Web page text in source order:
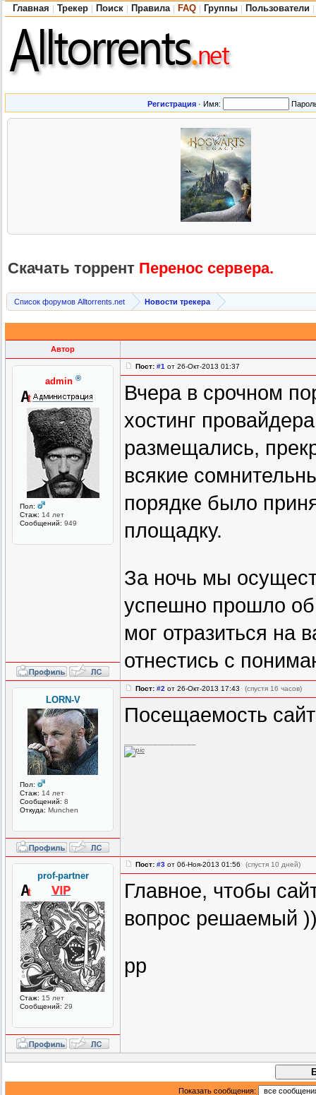
Главная Трекер Поиск Правила FAQ Группы Пользователи
Регистрация · Имя:
Скачать торрент Перенос сервера.
Список форумов Alltorrents.net Новости трекера
Автор
admin ®
Пол:
Стаж: 14 лет
Сообщений: 949
Пост: #1 от 26-Окт-2013 01:37
Вчера в срочном
хостинг
размещались,
всякие
порядке было
площадку.
За ночь мы
успешно прошло
мог отразиться на
отнестись с
LORN-V
Пол:
Стаж: 14 лет
Сообщений: 8
Откуда: Munchen
Пост: #2 от 26-Окт-2013 17:43 (спустя 16 часов)
Посещаемость
prof-partner
Стаж: 15 лет
Сообщений: 29
Пост: #3 от 06-Ноя-2013 01:56 (спустя 10 дней)
Главное, чтобы
вопрос решаемый
pp
Показать сообщения: